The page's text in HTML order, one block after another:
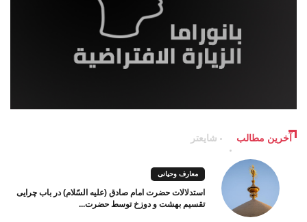
آخرین مطالب شایعتر
معارف وحیانی
استدلالات حضرت امام صادق (علیه السّلام) در باب چرایی
تقسیم بهشت و دوزخ توسط حضرت...